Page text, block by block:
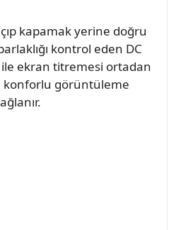
kapamak yerine doğru
kontrol eden DC
ekran titremesi ortadan
konforlu görüntüleme